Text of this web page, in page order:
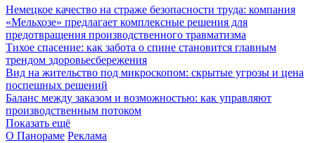
Немецкое качество на страже безопасности труда: компания
«Мельхозе» предлагает комплексные решения для
предотвращения производственного травматизма
Тихое спасение: как забота о спине становится главным
трендом здоровьесбережения
Вид на жительство под микроскопом: скрытые угрозы и цена
поспешных решений
Баланс между заказом и возможностью: как управляют
производственным потоком
Показать ещё
О Панораме Реклама